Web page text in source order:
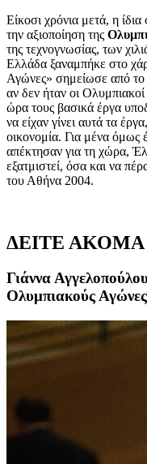
Είκοσι χρόνια μετά, η
την αξιοποίηση της
της τεχνογνωσίας, των
Ελλάδα ξαναμπήκε στο
Αγώνες» σημείωσε από το
αν δεν ήταν οι
ώρα τους βασικά έργα
να είχαν γίνει αυτά τα
οικονομία. Για μένα όμως
απέκτησαν για τη χώρα,
εξατμιστεί, όσα και να
του Αθήνα 2004.
ΔΕΙΤΕ ΑΚΟΜΑ
Γιάννα
Ολυμπιακούς